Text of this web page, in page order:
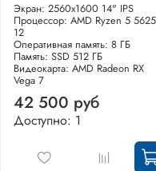
Экран: 2560x1600 14" IPS
Процессор: AMD Ryzen 5
12
Оперативная память: 8 ГБ
Память: SSD 512 ГБ
Видеокарта: AMD Radeon RX
Vega 7
42 500 руб
Доступно: 1